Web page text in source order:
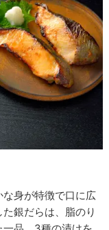
身が特徴で口に広
銀だらは、脂のり